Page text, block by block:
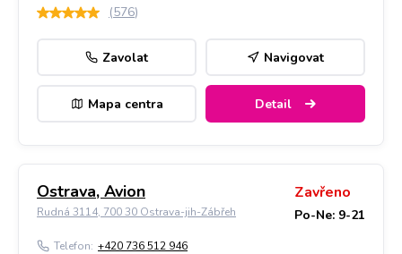
(576)
Zavolat Navigovat
Mapa centra Detail
Ostrava, Avion
Rudná 3114, 700 30 Ostrava-jih-Zábřeh
Zavřeno
Po-Ne: 9-21
Telefon: +420 736 512 946